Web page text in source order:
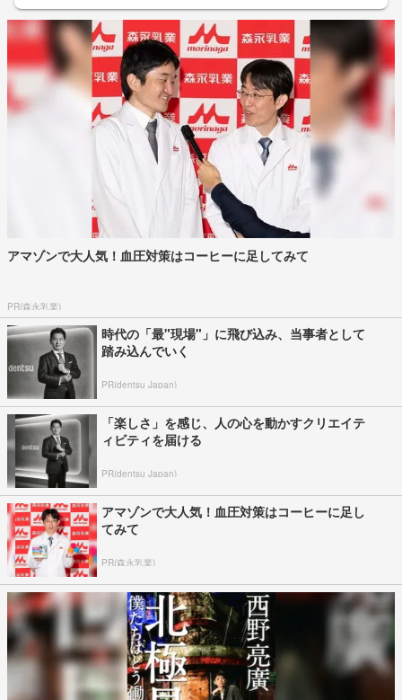
アマゾンで大人気！血圧対策はコーヒーに足してみて
PR(森永乳業)
時代の「最"現場"」に飛び込み、当事者として
踏み込んでいく
PR(dentsu Japan)
「楽しさ」を感じ、人の心を動かすクリエイテ
ィビティを届ける
PR(dentsu Japan)
アマゾンで大人気！血圧対策はコーヒーに足し
てみて
PR(森永乳業)